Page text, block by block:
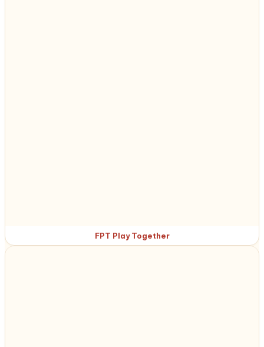
FPT Play Together